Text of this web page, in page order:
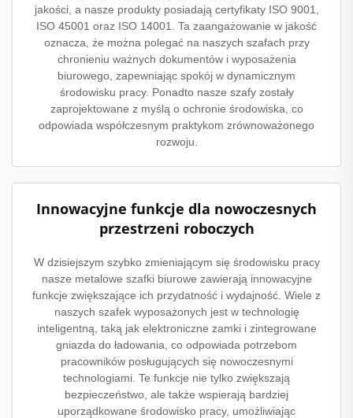
jakości, a nasze produkty posiadają certyfikaty ISO 9001,
ISO 45001 oraz ISO 14001. Ta zaangażowanie w jakość
oznacza, że można polegać na naszych szafach przy
chronieniu ważnych dokumentów i wyposażenia
biurowego, zapewniając spokój w dynamicznym
środowisku pracy. Ponadto nasze szafy zostały
zaprojektowane z myślą o ochronie środowiska, co
odpowiada współczesnym praktykom zrównoważonego
rozwoju.
Innowacyjne funkcje dla nowoczesnych
przestrzeni roboczych
W dzisiejszym szybko zmieniającym się środowisku pracy
nasze metalowe szafki biurowe zawierają innowacyjne
funkcje zwiększające ich przydatność i wydajność. Wiele z
naszych szafek wyposażonych jest w technologię
inteligentną, taką jak elektroniczne zamki i zintegrowane
gniazda do ładowania, co odpowiada potrzebom
pracowników posługujących się nowoczesnymi
technologiami. Te funkcje nie tylko zwiększają
bezpieczeństwo, ale także wspierają bardziej
uporządkowane środowisko pracy, umożliwiając